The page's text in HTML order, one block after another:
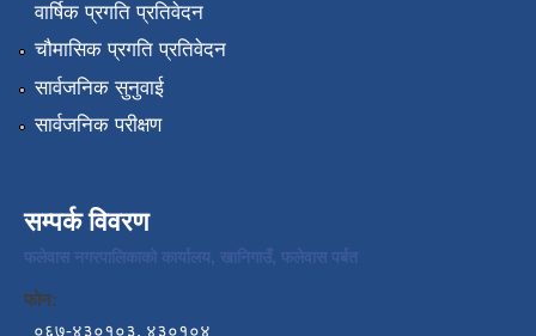
वार्षिक प्रगति प्रतिवेदन
चौमासिक प्रगति प्रतिवेदन
सार्वजनिक सुनुवाई
सार्वजनिक परीक्षण
सम्पर्क विवरण
फलेवास नगरपालिकाको कार्यालय, खानिगाउँ, फलेवास पर्बत
फोन:
०६७-४३०१०३, ४३०१०४